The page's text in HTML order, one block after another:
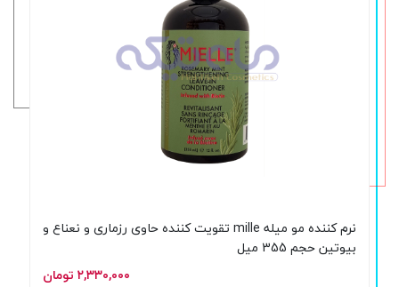
نرم کننده مو میله mille تقویت کننده حاوی رزماری و نعناع و
بیوتین حجم 355 میل
۲,۳۳۰,۰۰۰ تومان